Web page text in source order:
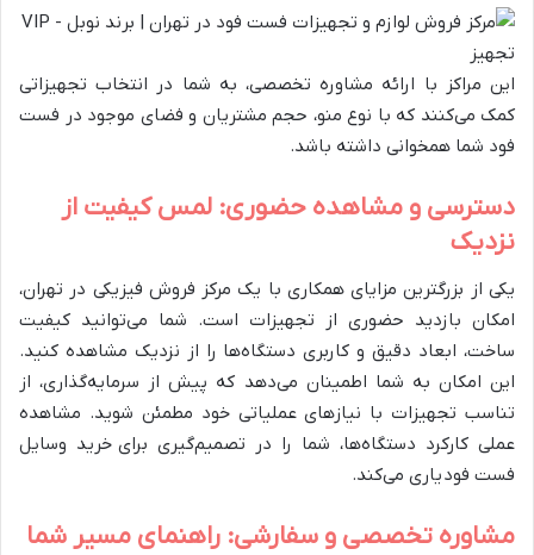
این مراکز با ارائه مشاوره تخصصی، به شما در انتخاب تجهیزاتی
کمک می‌کنند که با نوع منو، حجم مشتریان و فضای موجود در فست
فود شما همخوانی داشته باشد.
دسترسی و مشاهده حضوری: لمس کیفیت از
نزدیک
یکی از بزرگترین مزایای همکاری با یک مرکز فروش فیزیکی در تهران،
امکان بازدید حضوری از تجهیزات است. شما می‌توانید کیفیت
ساخت، ابعاد دقیق و کاربری دستگاه‌ها را از نزدیک مشاهده کنید.
این امکان به شما اطمینان می‌دهد که پیش از سرمایه‌گذاری، از
تناسب تجهیزات با نیازهای عملیاتی خود مطمئن شوید. مشاهده
عملی کارکرد دستگاه‌ها، شما را در تصمیم‌گیری برای خرید وسایل
فست فود یاری می‌کند.
مشاوره تخصصی و سفارشی: راهنمای مسیر شما